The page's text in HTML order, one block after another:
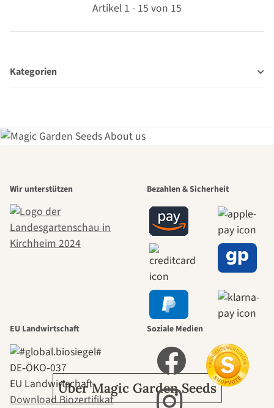
Artikel 1 - 15 von 15
Kategorien
schönsten
Wege zu uns
selbst führt
durch den
Garten
Über Magic Garden Seeds
Wir unterstützen Bezahlen & Sicherheit
EU Landwirtschaft
DE‑ÖKO‑037
EU Landwirtschaft
Download Biozertifikat
Soziale Medien